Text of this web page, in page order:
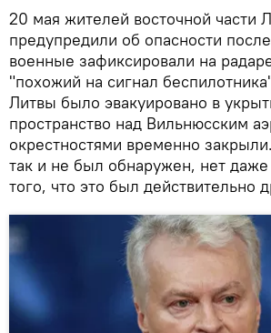
20 мая жителей восточной части
предупредили об опасности
военные зафиксировали на
"похожий на сигнал
Литвы было эвакуировано в
пространство над Вильнюсским
окрестностями временно
так и не был обнаружен, нет
того, что это был действительно